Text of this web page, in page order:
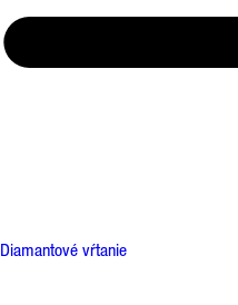
Diamantové vŕtanie